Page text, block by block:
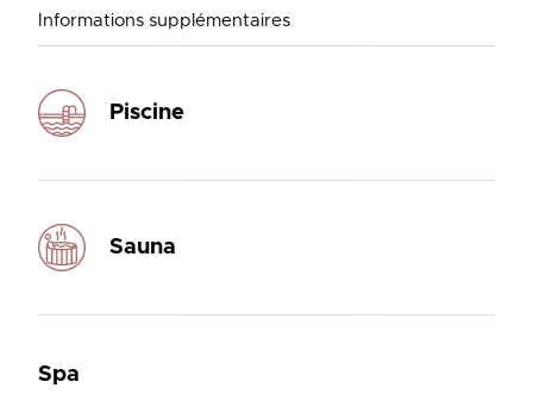
Informations supplémentaires
Piscine
Sauna
Spa